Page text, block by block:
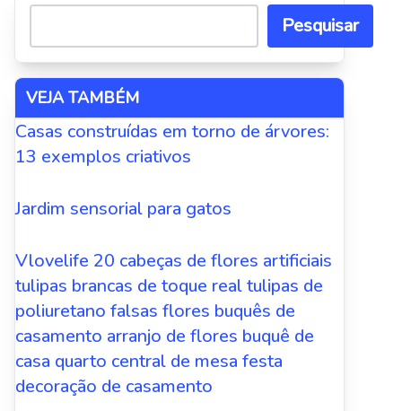
Pesquisar
VEJA TAMBÉM
Casas construídas em torno de árvores:
13 exemplos criativos
Jardim sensorial para gatos
Vlovelife 20 cabeças de flores artificiais
tulipas brancas de toque real tulipas de
poliuretano falsas flores buquês de
casamento arranjo de flores buquê de
casa quarto central de mesa festa
decoração de casamento